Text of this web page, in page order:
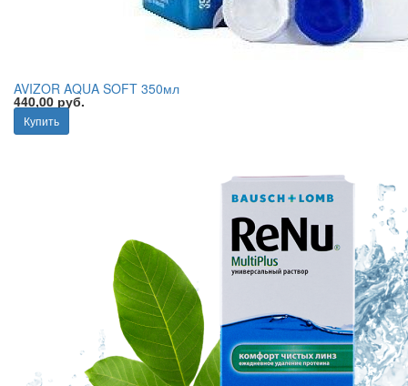
AVIZOR AQUA SOFT 350мл
440,00 руб.
Купить